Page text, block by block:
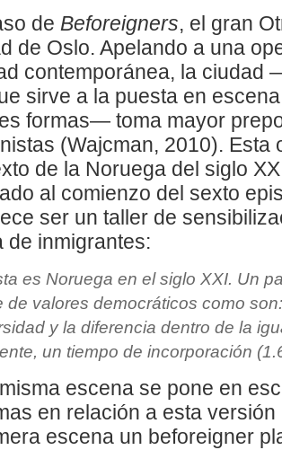
de Beforeigners, el gran
de Oslo. Apelando a una
contemporánea, la ciudad
sirve a la puesta en
formas— toma mayor
(Wajcman, 2010). Esta
de la Noruega del siglo
al comienzo del sexto
ser un taller de
de inmigrantes:
es Noruega en el siglo XXI. Un
de valores democráticos como
y la diferencia dentro de la
un tiempo de incorporación
escena se pone en
en relación a esta
escena un beforeigner